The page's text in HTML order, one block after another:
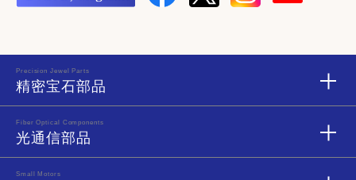
Precision Jewel Parts
精密宝石部品
Fiber Optical Components
光通信部品
Small Motors